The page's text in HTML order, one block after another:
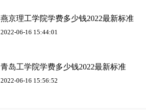
燕京理工学院学费多少钱2022最新标准
2022-06-16 15:44:01
青岛工学院学费多少钱2022最新标准
2022-06-16 15:56:52